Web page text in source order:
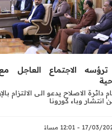
الاجتماع العاجل
دائرة الاصلاح يدعو الى الالتزام
‏انتشار وباء كورونا
2020 - 12:01 مساءً